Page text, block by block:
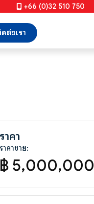
+66 (0)32 510 750
ต่อเรา
ราคา
ราคาขาย:
฿ 5,000,000